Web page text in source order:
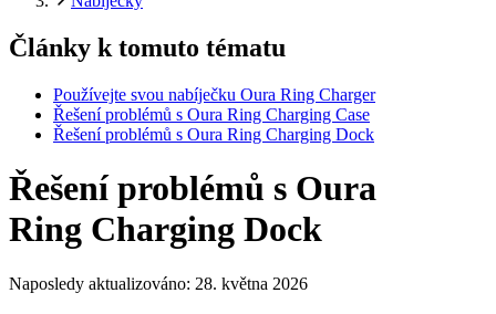
Články k tomuto tématu
Používejte svou nabíječku Oura Ring Charger
Řešení problémů s Oura Ring Charging Case
Řešení problémů s Oura Ring Charging Dock
Řešení problémů s Oura
Ring Charging Dock
Naposledy aktualizováno: 28. května 2026